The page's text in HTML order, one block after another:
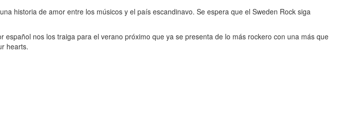
historia de amor entre los músicos y el país escandinavo. Se espera que el Sweden Rock siga
español nos los traiga para el verano próximo que ya se presenta de lo más rockero con una más que
hearts.